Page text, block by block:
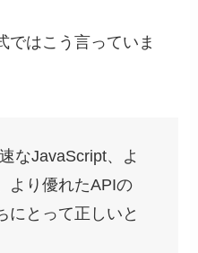
ではこう言っていま
なJavaScript、よ
より優れたAPIの
にとって正しいと